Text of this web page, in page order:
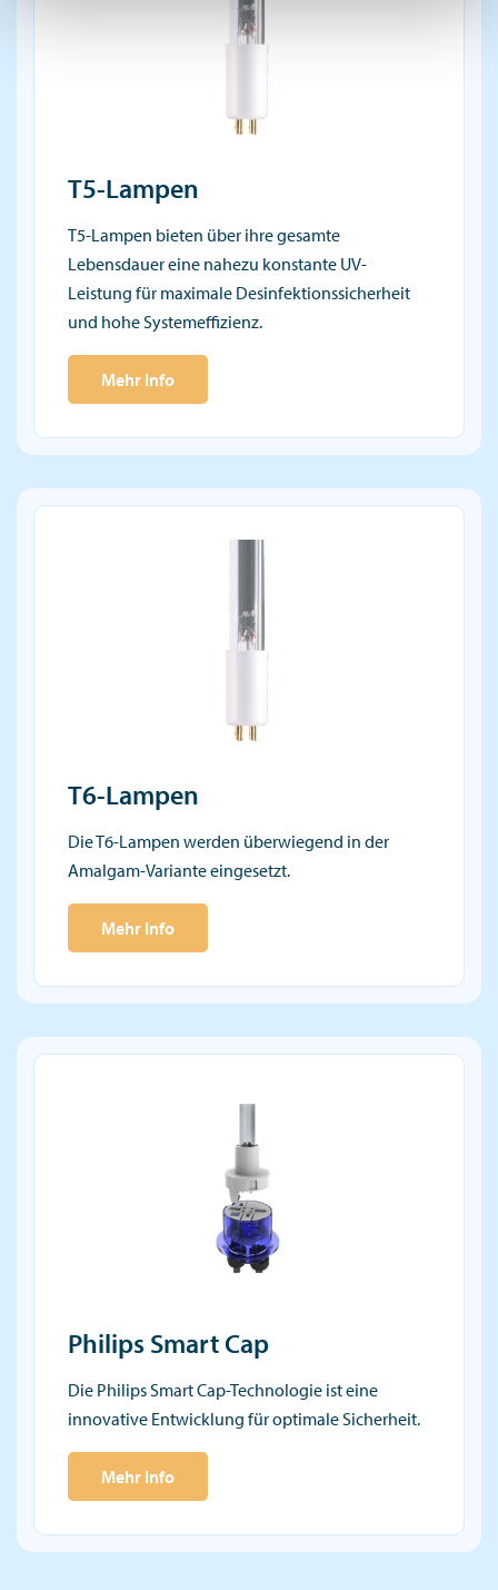
T5-Lampen
T5-Lampen bieten über ihre gesamte
Lebensdauer eine nahezu konstante UV-
Leistung für maximale Desinfektionssicherheit
und hohe Systemeffizienz.
Mehr Info
T6-Lampen
Die T6-Lampen werden überwiegend in der
Amalgam-Variante eingesetzt.
Mehr Info
Philips Smart Cap
Die Philips Smart Cap-Technologie ist eine
innovative Entwicklung für optimale Sicherheit.
Mehr Info